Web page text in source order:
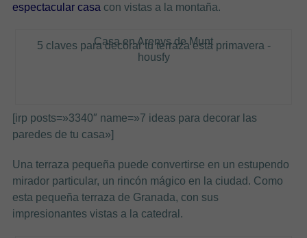
espectacular casa con vistas a la montaña.
Casa en Arenys de Munt
5 claves para decorar tu terraza esta primavera -
housfy
[irp posts=»3340″ name=»7 ideas para decorar las
paredes de tu casa»]
Una terraza pequeña puede convertirse en un estupendo
mirador particular, un rincón mágico en la ciudad. Como
esta pequeña terraza de Granada, con sus
impresionantes vistas a la catedral.